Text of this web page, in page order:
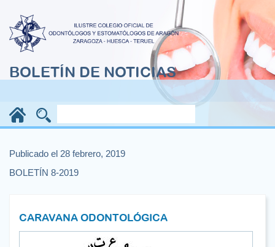
BOLETÍN DE NOTICIAS
Publicado el 28 febrero, 2019
BOLETÍN 8-2019
CARAVANA ODONTOLÓGICA